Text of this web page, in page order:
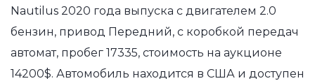
Nautilus 2020 года выпуска с двигателем 2.0
бензин, привод Передний, с коробкой передач
автомат, пробег 17335, стоимость на аукционе
14200$. Автомобиль находится в США и доступен